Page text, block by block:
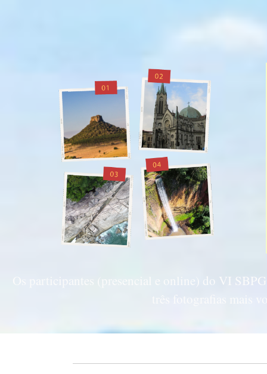
Os participantes (presencial e online) do VI
três fotografias mais